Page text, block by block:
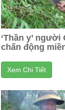
‘Thần y’
chấn động
Xem Chi Tiết